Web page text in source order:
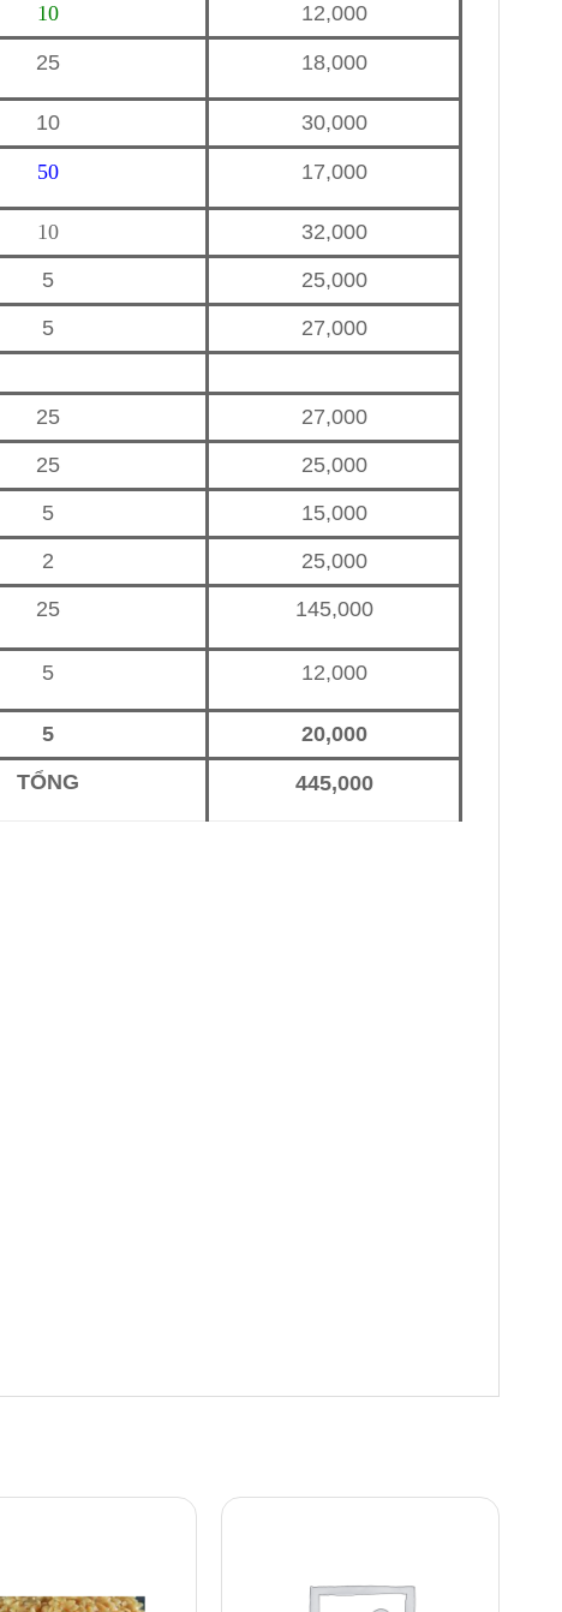
10 12,000
25 18,000
10 30,000
50 17,000
10
32,000
5
25,000
5 27,000
25
27,000
25
25,000
5
15,000
2 25,000
25 145,000
5 12,000
5
20,000
TỔNG
445,000